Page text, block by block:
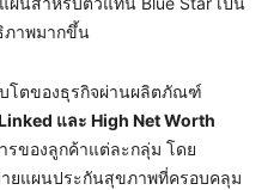
ภาพมากขึ้น
โตของธุรกิจผ่านผลิตภัณฑ์
และ High Net Worth
รของลูกค้าแต่ละกลุ่ม โดย
ยแผนประกันสุขภาพที่ครอบคลุม